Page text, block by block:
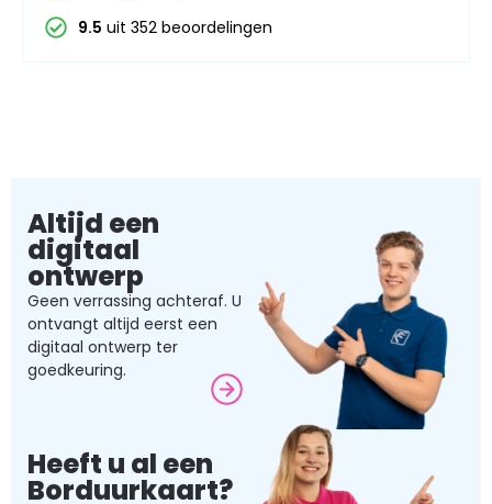
9.5 uit 352 beoordelingen
Altijd een
digitaal
ontwerp
Geen verrassing achteraf. U
ontvangt altijd eerst een
digitaal ontwerp ter
goedkeuring.
Heeft u al een
Borduurkaart?